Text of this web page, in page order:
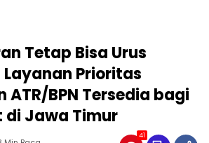
Tetap Bisa Urus
Prioritas
ATR/BPN Tersedia bagi
Jawa Timur
41